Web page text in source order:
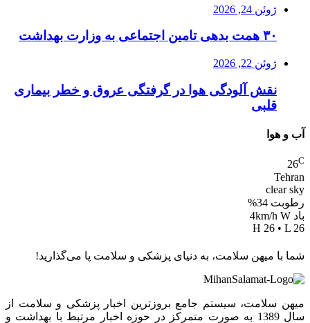
ژوئن 24, 2026
۳۰ همت بدهی تامین اجتماعی به وزارت بهداشت
ژوئن 22, 2026
نقش آلودگی هوا در گرفتگی عروق و خطر بیماری
قلبی
آب و هوا
26C
Tehran
clear sky
رطوبت 34%
باد 4km/h W
H 26 • L 26
شما با میهن سلامت، به دنیای پزشکی و سلامت پا می‌گذارید!
میهن سلامت، سیستم جامع بروزترین اخبار پزشکی و سلامت از
سال 1389 به صورت متمرکز در حوزه اخبار مرتبط با بهداشت و